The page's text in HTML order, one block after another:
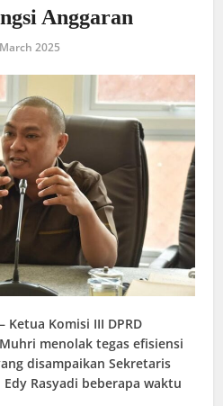
Anggaran
2025
Ketua Komisi III DPRD
menolak tegas efisiensi
disampaikan Sekretaris
Edy Rasyadi beberapa waktu